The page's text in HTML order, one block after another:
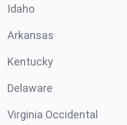
Idaho
Arkansas
Kentucky
Delaware
Virginia Occidental